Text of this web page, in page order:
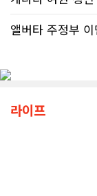
앨버타 주정부
라이프